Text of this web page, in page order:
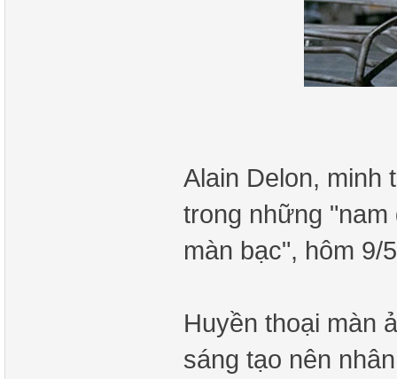
Alain Delon, minh
trong những "nam
màn bạc", hôm 9/
Huyền thoại màn
sáng tạo nên